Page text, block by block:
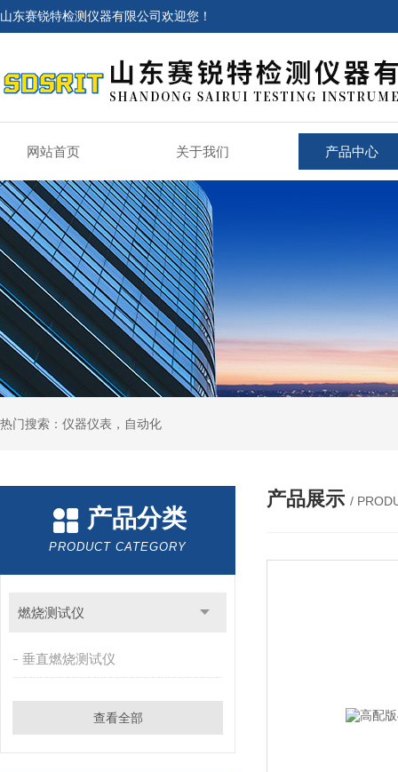
山东赛锐特检测仪器有限公司欢迎您！
网站首页 关于我们 产品中心
热门搜索：仪器仪表，自动化
产品分类
PRODUCT CATEGORY
燃烧测试仪
垂直燃烧测试仪
查看全部
产品展示 /